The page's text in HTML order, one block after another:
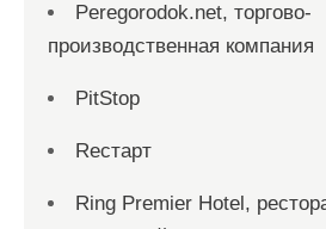
Peregorodok.net, торгово-
производственная компания
PitStop
Reстарт
Ring Premier Hotel,